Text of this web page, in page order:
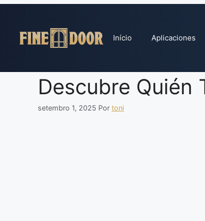
conteúdo
Início Aplicaciones
Descubre Quién
setembro 1, 2025 Por toni